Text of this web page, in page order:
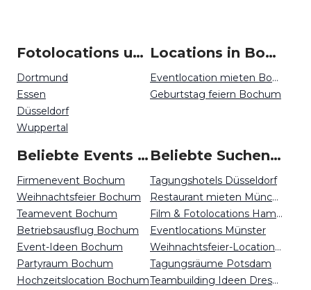
Fotolocations um Bochum
Dortmund
Essen
Düsseldorf
Wuppertal
Locations in Bochum mieten
Eventlocation mieten Bochum
Geburtstag feiern Bochum
Beliebte Events in Bochum
Firmenevent Bochum
Weihnachtsfeier Bochum
Teamevent Bochum
Betriebsausflug Bochum
Event-Ideen Bochum
Partyraum Bochum
Hochzeitslocation Bochum
Beliebte Suchen auf Event Inc
Tagungshotels Düsseldorf
Restaurant mieten München
Film & Fotolocations Hamburg
Eventlocations Münster
Weihnachtsfeier-Locations Essen
Tagungsräume Potsdam
Teambuilding Ideen Dresden